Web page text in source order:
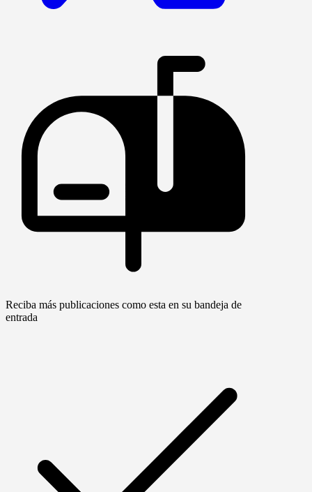
Reciba más publicaciones como esta en su bandeja de
entrada